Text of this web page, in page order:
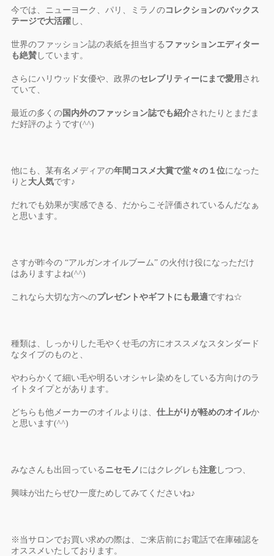
今では、ニューヨーク、パリ、ミラノのコレクションのバックス
テージで大活躍 し、
世界のファッション誌の表紙を担当する ファッションエディター
も絶賛 しています。
さらにハリウッド女優や、政界のセレブリティーにまで愛用 され
ていて、
最近の多くの国内外のファッション誌でも紹介されたりとまだま
だ好評のようです(^^)
他にも、某有名メディアの年間コスメ大賞で堂々の１位になった
りと 大人気です♪
だれでも効果が実感できる、だからこそ評価されているんだなぁ
と思います。
さすが昨今の “アルガンオイルブーム” の火付け役になっただけ
はありますよね(^^)
これなら大切な方へのプレゼントやギフトにも最適ですね☆
種類は、しっかりした毛やくせ毛の方にオススメなスタンダード
なタイプのものと、
やわらかくて細い毛や明るいオシャレ染めをしている方向けのラ
イトタイプとがあります。
どちらも他メーカーのオイルよりは、仕上がりが軽めのオイルか
と思います(^^)
みなさんも出回っている ニセモノ にはクレグレも注意 しつつ、
興味が出たらぜひ一度ためしてみてくださいね♪
※当サロンでお買い求めの際は、ご来店前にお電話で在庫確認を
オススメいたしております。